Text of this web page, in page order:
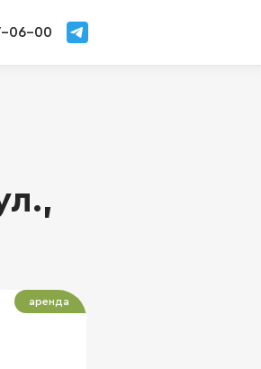
06-00
аренда